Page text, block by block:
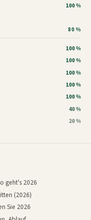
100 %
80 %
100 %
100 %
100 %
100 %
100 %
40 %
20 %
geht's 2026
(2026)
Sie 2026